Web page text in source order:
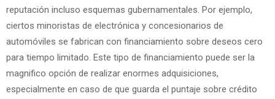
reputación incluso esquemas gubernamentales. Por ejemplo,
ciertos minoristas de electrónica y concesionarios de
automóviles se fabrican con financiamiento sobre deseos cero
para tiempo limitado. Este tipo de financiamiento puede ser la
magnifico opción de realizar enormes adquisiciones,
especialmente en caso de que guarda el puntaje sobre crédito